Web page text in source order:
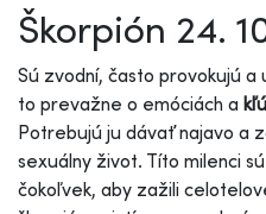
Škorpión 24.
Sú zvodní, často provokujú a
to prevažne o emóciách a
Potrebujú ju dávať najavo a
sexuálny život. Títo milenci
čokoľvek, aby zažili